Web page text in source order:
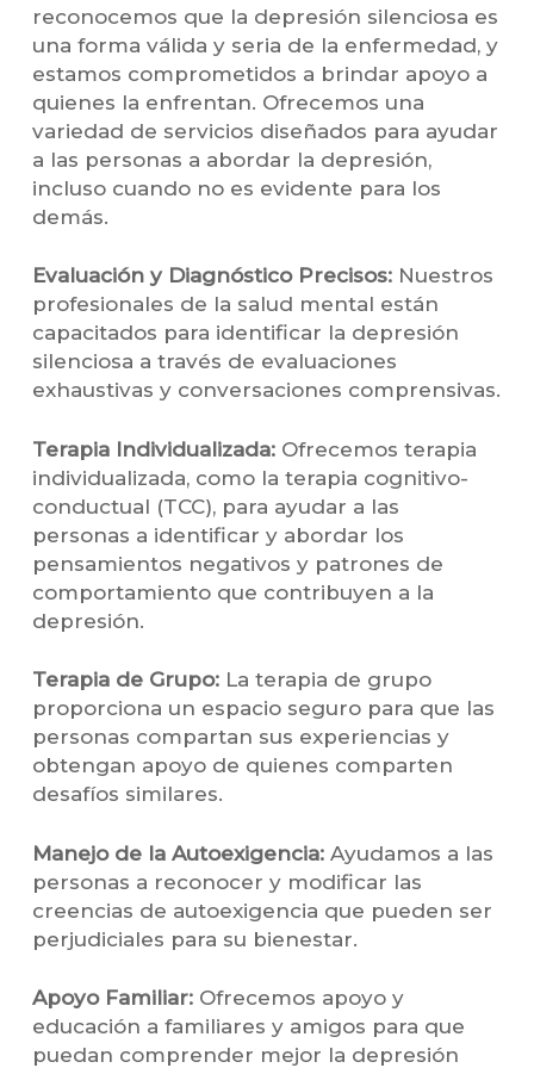
reconocemos que la depresión silenciosa es
una forma válida y seria de la enfermedad, y
estamos comprometidos a brindar apoyo a
quienes la enfrentan. Ofrecemos una
variedad de servicios diseñados para ayudar
a las personas a abordar la depresión,
incluso cuando no es evidente para los
demás.
Evaluación y Diagnóstico Precisos:Nuestros
profesionales de la salud mental están
capacitados para identificar la depresión
silenciosa a través de evaluaciones
exhaustivas y conversaciones comprensivas.
Terapia Individualizada:Ofrecemos terapia
individualizada, como la terapia cognitivo-
conductual (TCC), para ayudar a las
personas a identificar y abordar los
pensamientos negativos y patrones de
comportamiento que contribuyen a la
depresión.
Terapia de Grupo:La terapia de grupo
proporciona un espacio seguro para que las
personas compartan sus experiencias y
obtengan apoyo de quienes comparten
desafíos similares.
Manejo de la Autoexigencia:Ayudamos a las
personas a reconocer y modificar las
creencias de autoexigencia que pueden ser
perjudiciales para su bienestar.
Apoyo Familiar:Ofrecemos apoyo y
educación a familiares y amigos para que
puedan comprender mejor la depresión